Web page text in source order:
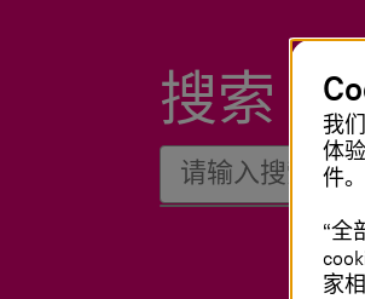
搜索
我
体
件
“全
家